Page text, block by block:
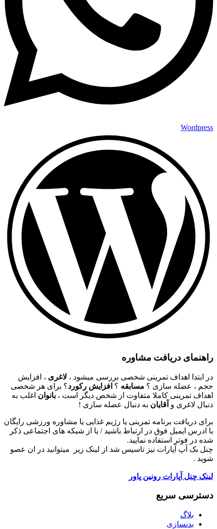
Wordpress
راهنمای دریافت مشاوره
در ابتدا اهداف تمرینی شخصی بررسی میشود ، لاغری ، افزایش
حجم ، عضله سازی ؟ مسابقه ؟ افزایش رکورد؟ برای هر شخصی
اهداف تمرینی کاملا متفاوت از شخص دیگر است ، بانوان اغلب به
دنبال لاغری و آقایان به دنبال عضله سازی !
برای دریافت برنامه تمرینی یا رژیم غذایی یا مشاوره ورزشی رایگان
با ادرس ایمیل فوق در ارتباط باشید / یا از شبکه های اجتماعی ذکر
شده در فوتر استفاده نمایید.
چنل بک آپ آپارات نیز تاسیس شد از لینک زیر میتوانید در ان عصو
شوید .
لینک چنل آپارات رونین پاور
دسترسی سریع
بلاگ
بدنسازی